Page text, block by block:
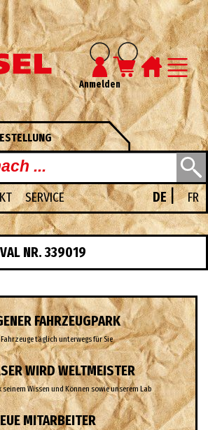
Anmelden
SERVICE DE| FR
NR. 339019
FAHRZEUGPARK
täglich unterwegs für Sie
WIRD WELTMEISTER
seinem Wissen und Können sowie unserem Lab
MITARBEITER